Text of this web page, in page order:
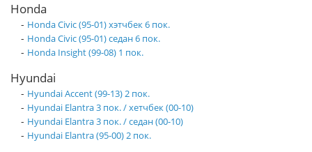
Honda
- Honda Civic (95-01) хэтчбек 6 пок.
- Honda Civic (95-01) седан 6 пок.
- Honda Insight (99-08) 1 пок.
Hyundai
- Hyundai Accent (99-13) 2 пок.
- Hyundai Elantra 3 пок. / хетчбек (00-10)
- Hyundai Elantra 3 пок. / седан (00-10)
- Hyundai Elantra (95-00) 2 пок.